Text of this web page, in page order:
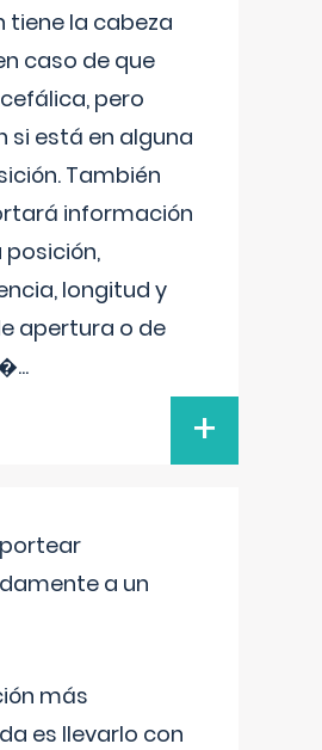
tiene la cabeza
caso de que
pero
si está en alguna
También
información
posición,
longitud y
apertura o de
...
+
a un
más
es llevarlo con